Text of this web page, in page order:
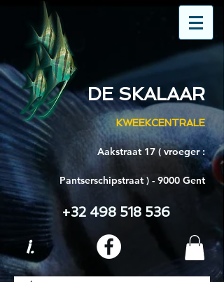
DE SKALAAR
KWEEKCENTRALE
Aakstraat 17 ( vroeger :
Pantserschipstraat ) - 9000 Gent
+32 498 518 536
i.